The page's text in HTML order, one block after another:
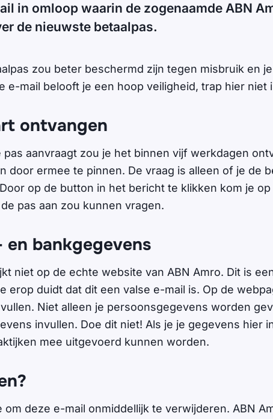
in omloop waarin de zogenaamde ABN
de nieuwste betaalpas.
zou beter beschermd zijn tegen misbruik en
e-mail belooft je een hoop veiligheid, trap hier niet
ontvangen
pas aanvraagt zou je het binnen vijf werkdagen
door ermee te pinnen. De vraag is alleen of je de
op de button in het bericht te klikken kom je
pas aan zou kunnen vragen.
en bankgegevens
niet op de echte website van ABN Amro. Dit is
erop duidt dat dit een valse e-mail is. Op de
Niet alleen je persoonsgegevens worden
invullen. Doe dit niet! Als je je gegevens hier
mee uitgevoerd kunnen worden.
om deze e-mail onmiddellijk te verwijderen. ABN